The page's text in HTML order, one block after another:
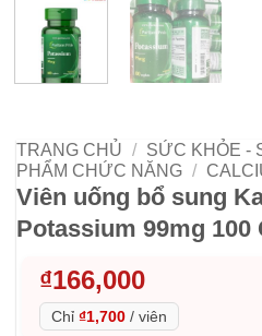
TRANG CHỦ / SỨC KHỎE -
PHẨM CHỨC NĂNG /
Viên uống bổ sung
Potassium 99mg 100
₫166,000
Chỉ ₫1,700 / viên